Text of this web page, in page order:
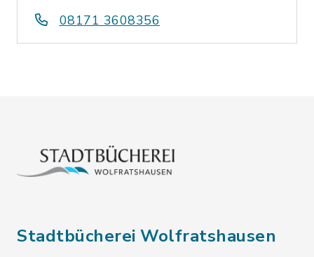
08171 3608356
Stadtbücherei Wolfratshausen